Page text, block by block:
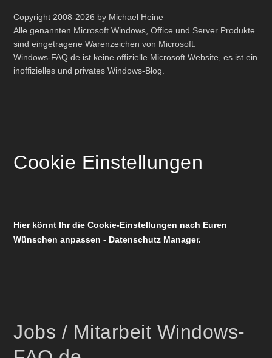
Copyright 2008-2026 by Michael Heine
Alle genannten Microsoft Windows, Office und Server Produkte
sind eingetragene Warenzeichen von Microsoft.
Windows-FAQ.de ist keine offizielle Microsoft Website, es ist ein
inoffizielles und privates Windows-Blog.
Cookie Einstellungen
Hier könnt Ihr die Cookie-Einstellungen nach Euren
Wünschen anpassen - Datenschutz Manager.
Jobs / Mitarbeit Windows-